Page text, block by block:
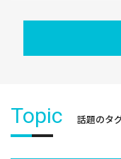
Topic 話題のタ